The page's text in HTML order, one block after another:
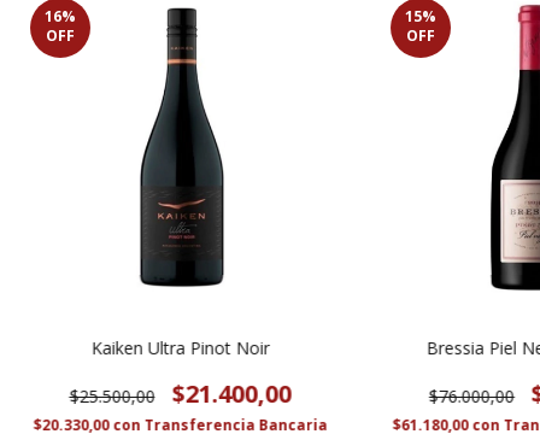
16%
OFF
Kaiken Ultra Pinot Noir
$25.500,00 $21.400,00
$20.330,00con Transferencia Bancaria
15%
OFF
Bressia Piel
$76.000,00
$61.180,00con